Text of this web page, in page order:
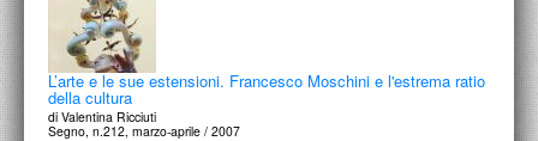
L’arte e le sue estensioni. Francesco Moschini e l'estrema ratio
della cultura
di Valentina Ricciuti
Segno, n.212, marzo-aprile / 2007